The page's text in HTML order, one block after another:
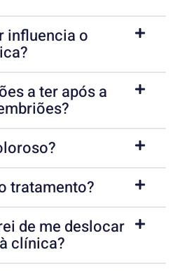
influencia o
a ter após a
tratamento?
de me deslocar
clínica?